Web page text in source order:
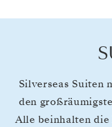
Silverseas Suiten
den
Alle beinhalten